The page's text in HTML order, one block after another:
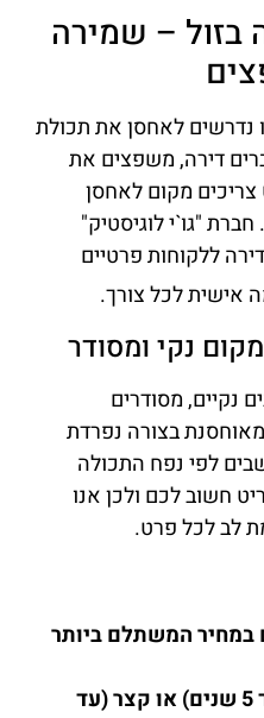
בזול – שמירה
נדרשים לאחסן את תכולת
דירה, משפצים את
צריכים מקום לאחסן
"גו`י לוגיסטיק"
ללקוחות פרטיים
אישית לכל צורך.
נקי ומסודר
נקיים, מסודרים
בצורה נפרדת
לפי נפח התכולה
חשוב לכם ולכן אנו
לב לכל פרט.
במחיר המשתלם ביותר
אחסון לטווח ארוך (עד 5 שנים) או קצר (עד